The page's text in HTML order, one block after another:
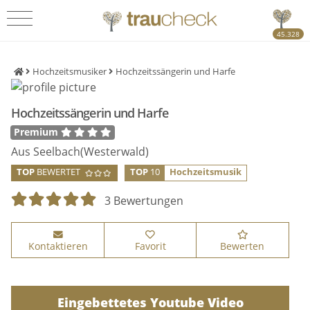
45.328
Hochzeitsmusiker Hochzeitssängerin und Harfe
Hochzeitssängerin und Harfe
Premium
Aus Seelbach(Westerwald)
TOP BEWERTET TOP 10 Hochzeitsmusik
3 Bewertungen
Kontaktieren Favorit Bewerten
Eingebettetes Youtube Video
Eingebettetes Youtube Video
Eingebettetes Youtube Video
Eingebettetes Youtube Video